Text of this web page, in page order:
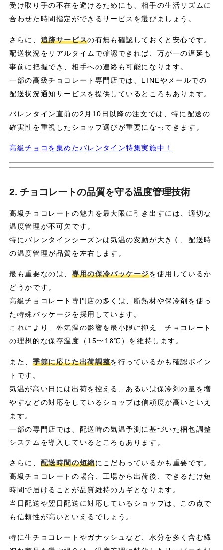
受け取り手の不在を避けるためにも、相手の生活リズムに
合わせた時間指定ができるサービスを選びましょう。
さらに、 追跡サービスの有無も確認しておくと安心です。
配送状況をリアルタイムで確認できれば、万が一の遅延も
事前に把握でき、相手への連絡も可能になります。
一部の高級チョコレート専門店では、LINEやメールでの
配送状況通知サービスを提供しているところもあります。
バレンタイン直前の2月10日以降の注文では、特に配送の
確実性を重視したショップ選びが重要になってきます。
高級チョコを集めたバレンタイン特集実施中！
2. チョコレートの品質を守る温度管理技術
高級チョコレートの魅力を最大限に引き出すには、適切な
温度管理が不可欠です。
特にバレンタインシーズンは気温の変動が大きく、配送時
の温度管理が品質を左右します。
最も重要なのは、 専用の保冷パッケージを使用しているか
どうかです。
高級チョコレート専門店の多くは、断熱材や保冷剤を使っ
た特殊パッケージを採用しています。
これにより、外気温の影響を最小限に抑え、チョコレート
の理想的な保存温度（15〜18℃）を維持します。
また、 季節に応じた出荷調整を行っているかも確認ポイン
トです。
気温が高い日には出荷を控える、あるいは保冷剤の量を増
やすなどの対応をしているショップは信頼度が高いといえ
ます。
一部の専門店では、配送時の気温予測に基づいた梱包調整
システムを導入しているところもあります。
さらに、 配送時間の短縮にこだわっているかも重要です。
高級チョコレートの場合、工場から出荷後、できるだけ短
時間で届けることが品質維持のカギとなります。
当日配送や翌日配送に対応しているショップは、この点で
も信頼性が高いといえるでしょう。
特に生チョコレートやガナッシュなど、水分を多く含む繊